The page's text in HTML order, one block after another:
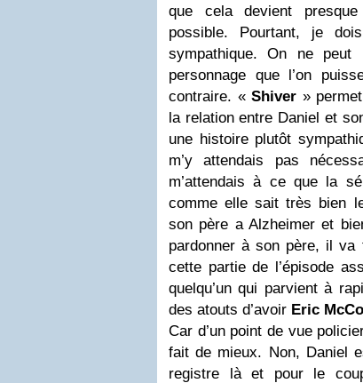
que cela devient
possible. Pourtant, je
sympathique. On ne
personnage que l’on
contraire. «Shiver »
la relation entre Daniel et
une histoire plutôt
m’y attendais pas
m’attendais à ce que la
comme elle sait très bien
son père a Alzheimer et
pardonner à son père, il va
cette partie de l’épisode
quelqu’un qui parvient à
des atouts d’avoir Eric
Car d’un point de vue
fait de mieux. Non, Daniel
registre là et pour le